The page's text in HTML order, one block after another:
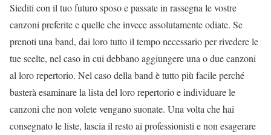
Siediti con il tuo futuro sposo e passate in rassegna le vostre
canzoni preferite e quelle che invece assolutamente odiate. Se
prenoti una band, dai loro tutto il tempo necessario per rivedere le
tue scelte, nel caso in cui debbano aggiungere una o due canzoni
al loro repertorio. Nel caso della band è tutto più facile perché
basterà esaminare la lista del loro repertorio e individuare le
canzoni che non volete vengano suonate. Una volta che hai
consegnato le liste, lascia il resto ai professionisti e non esagerare